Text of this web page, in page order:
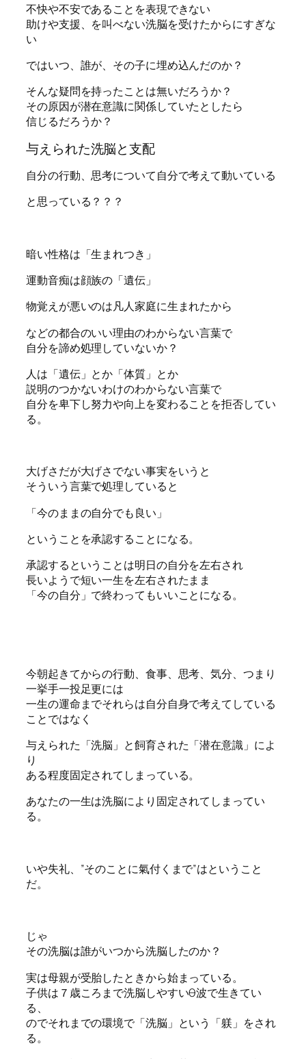
不快や不安であることを表現できない
助けや支援、を叫べない洗脳を受けたからにすぎな
い
ではいつ、誰が、その子に埋め込んだのか？
そんな疑問を持ったことは無いだろうか？
その原因が潜在意識に関係していたとしたら
信じるだろうか？
与えられた洗脳と支配
自分の行動、思考について自分で考えて動いている
と思っている？？？
暗い性格は「生まれつき」
運動音痴は顔族の「遺伝」
物覚えが悪いのは凡人家庭に生まれたから
などの都合のいい理由のわからない言葉で
自分を諦め処理していないか？
人は「遺伝」とか「体質」とか
説明のつかないわけのわからない言葉で
自分を卑下し努力や向上を変わることを拒否してい
る。
大げさだが大げさでない事実をいうと
そういう言葉で処理していると
「今のままの自分でも良い」
ということを承認することになる。
承認するということは明日の自分を左右され
長いようで短い一生を左右されたまま
「今の自分」で終わってもいいことになる。
今朝起きてからの行動、食事、思考、気分、つまり
一挙手一投足更には
一生の運命までそれらは自分自身で考えてしている
ことではなく
与えられた「洗脳」と飼育された「潜在意識」によ
り
ある程度固定されてしまっている。
あなたの一生は洗脳により固定されてしまってい
る。
いや失礼、”そのことに氣付くまで”はということ
だ。
じゃ
その洗脳は誰がいつから洗脳したのか？
実は母親が受胎したときから始まっている。
子供は７歳ころまで洗脳しやすいθ波で生きてい
る、
のでそれまでの環境で「洗脳」という「躾」をされ
る。